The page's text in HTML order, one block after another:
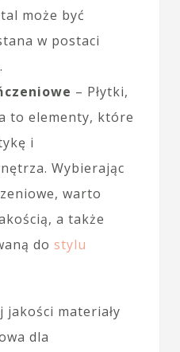
może być
w postaci
– Płytki,
to elementy, które
i
Wybierając
warto
a także
do stylu
jakości materiały
dla